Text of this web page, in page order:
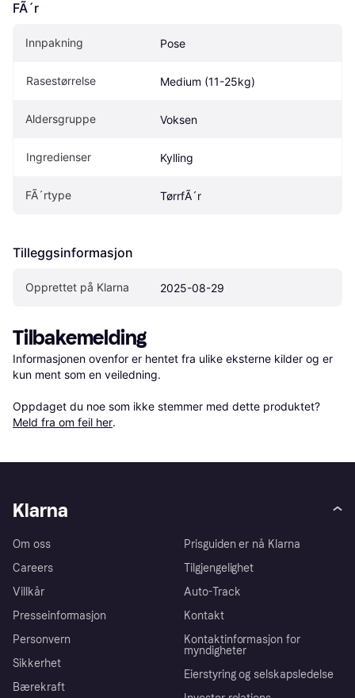
FÃ´r
Innpakning Pose
Rasestørrelse Medium (11-25kg)
Aldersgruppe Voksen
Ingredienser Kylling
FÃ´rtype TørrfÃ´r
Tilleggsinformasjon
Opprettet på Klarna 2025-08-29
Tilbakemelding
Informasjonen ovenfor er hentet fra ulike eksterne kilder og er
kun ment som en veiledning.
Oppdaget du noe som ikke stemmer med dette produktet?
Meld fra om feil her.
Klarna
Om oss
Careers
Villkår
Presseinformasjon
Personvern
Sikkerhet
Bærekraft
Prisguiden er nå Klarna
Tilgjengelighet
Auto-Track
Kontakt
Kontaktinformasjon for
myndigheter
Eierstyring og selskapsledelse